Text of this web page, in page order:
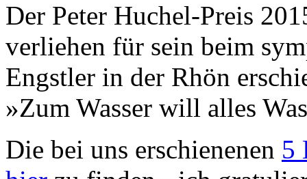
Der Peter Huchel-Preis
verliehen für sein beim
Engstler in der Rhön
»Zum Wasser will alles
Die bei uns erschienenen 5